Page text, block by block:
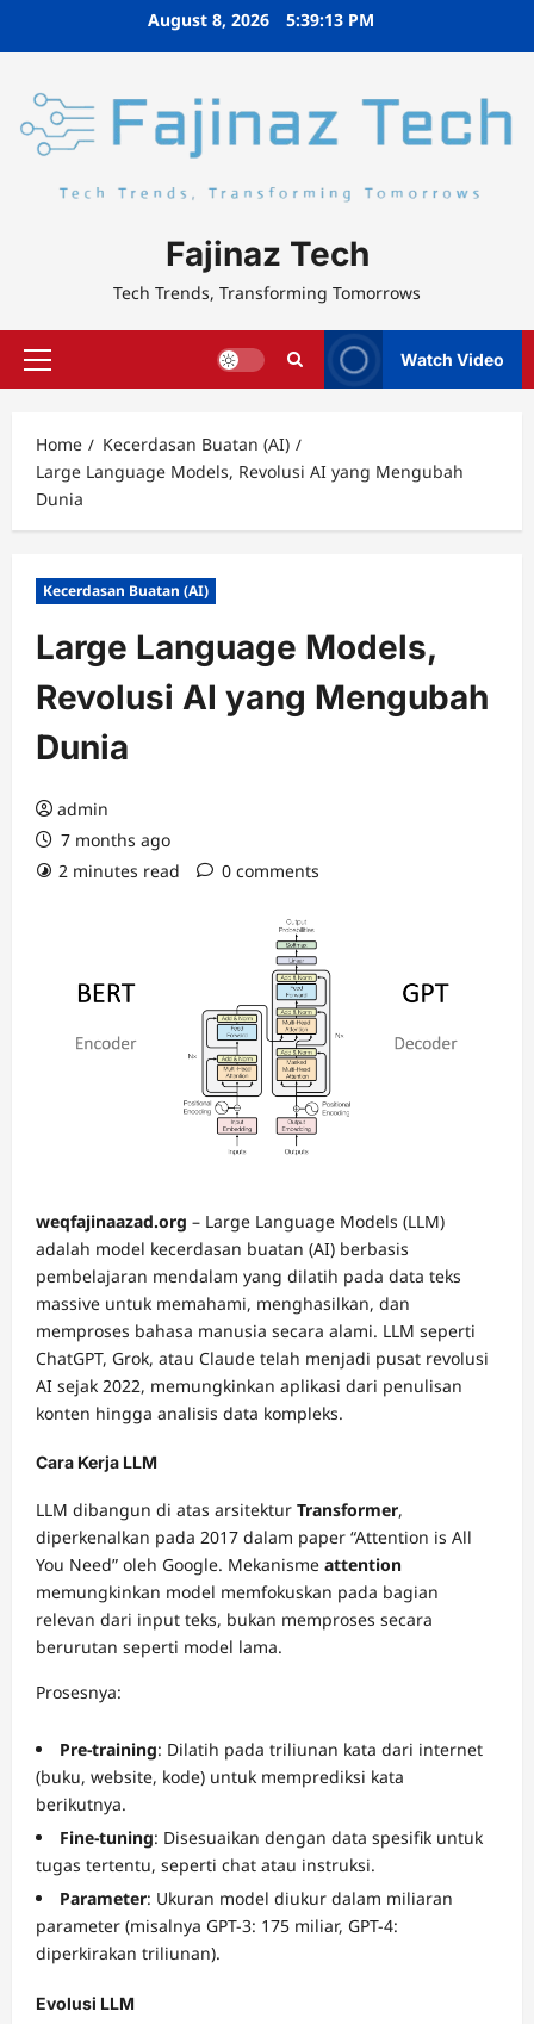
August 8, 2026 5:39:14 PM
Fajinaz Tech
Tech Trends, Transforming Tomorrows
Primary
Watch Video
Home
Kecerdasan Buatan (AI)
Large Language Models, Revolusi AI yang Mengubah
Dunia
Kecerdasan Buatan (AI)
Large Language Models,
Revolusi AI yang Mengubah
Dunia
admin
7 months ago
2 minutes read
0 comments
weqfajinaazad.org – Large Language Models (LLM)
adalah model kecerdasan buatan (AI) berbasis
pembelajaran mendalam yang dilatih pada data teks
massive untuk memahami, menghasilkan, dan
memproses bahasa manusia secara alami. LLM seperti
ChatGPT, Grok, atau Claude telah menjadi pusat revolusi
AI sejak 2022, memungkinkan aplikasi dari penulisan
konten hingga analisis data kompleks.
Cara Kerja LLM
LLM dibangun di atas arsitektur Transformer,
diperkenalkan pada 2017 dalam paper “Attention is All
You Need” oleh Google. Mekanisme attention
memungkinkan model memfokuskan pada bagian
relevan dari input teks, bukan memproses secara
berurutan seperti model lama.
Prosesnya:
Pre-training: Dilatih pada triliunan kata dari internet
(buku, website, kode) untuk memprediksi kata
berikutnya.
Fine-tuning: Disesuaikan dengan data spesifik untuk
tugas tertentu, seperti chat atau instruksi.
Parameter: Ukuran model diukur dalam miliaran
parameter (misalnya GPT-3: 175 miliar, GPT-4:
diperkirakan triliunan).
Evolusi LLM